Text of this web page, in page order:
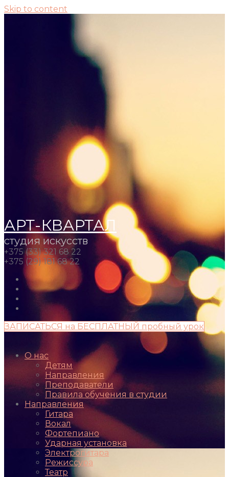
Skip to content
АРТ-КВАРТАЛ
студия искусств
+375 (33) 321 68 22
+375 (29) 181 68 22
ЗАПИСАТЬСЯ на БЕСПЛАТНЫЙ пробный урок
О нас
Детям
Направления
Преподаватели
Правила обучения в студии
Направления
Гитара
Вокал
Фортепиано
Ударная установка
Электрогитара
Режиссура
Театр